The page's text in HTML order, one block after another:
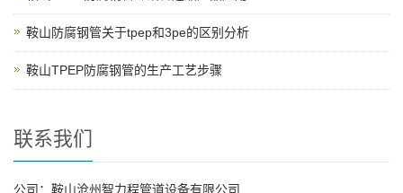
鞍山防腐钢管关于tpep和3pe的区别分析
鞍山TPEP防腐钢管的生产工艺步骤
联系我们
公司：鞍山沧州智力程管道设备有限公司